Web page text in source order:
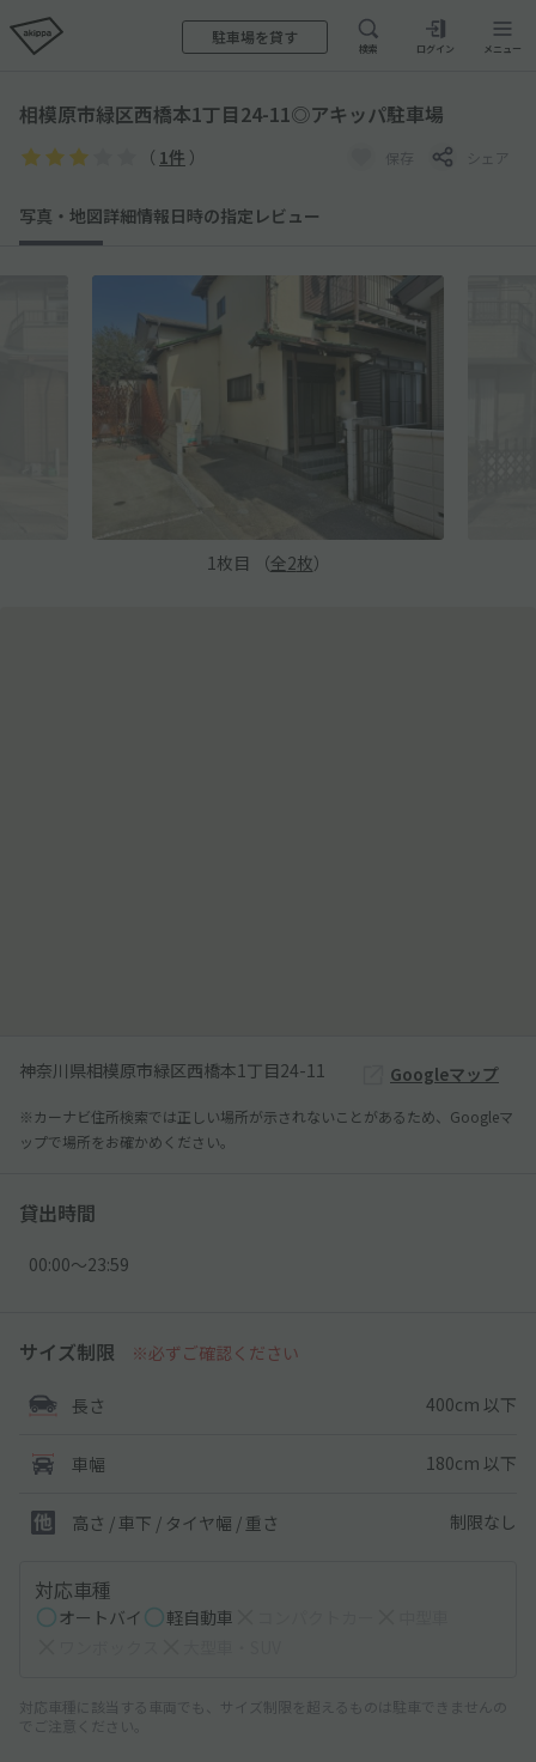
駐車場を貸す
検索 ログイン メニュー
相模原市緑区西橋本1丁目24-11◎アキッパ駐車場
（ 1件 ） 保存 シェア
写真・地図詳細情報日時の指定 レビュー
1 枚目 （全2枚）
神奈川県相模原市緑区西橋本1丁目24-11 Googleマップ
※カーナビ住所検索では正しい場所が示されないことがあるため、Googleマ
ップで場所をお確かめください。
貸出時間
00:00〜23:59
サイズ制限 ※必ずご確認ください
長さ 400cm 以下
車幅 180cm 以下
高さ / 車下 / タイヤ幅 / 重さ 制限なし
対応車種
オートバイ 軽自動車
対応車種に該当する車両でも、サイズ制限を超えるものは駐車できませんの
でご注意ください。